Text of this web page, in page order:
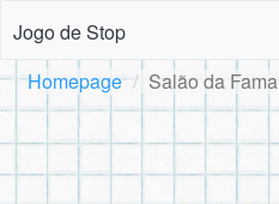
Jogo de Stop
Homepage Salão da Fama